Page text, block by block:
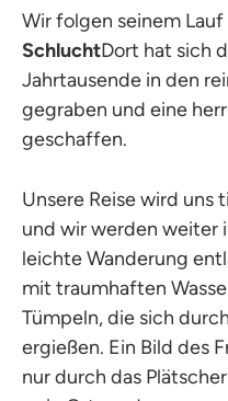
Wir folgen seinem
SchluchtDort hat sich
Jahrtausende in den
gegraben und eine
geschaffen.
Unsere Reise wird uns
und wir werden weiter
leichte Wanderung
mit traumhaften
Tümpeln, die sich
ergießen. Ein Bild des
nur durch das